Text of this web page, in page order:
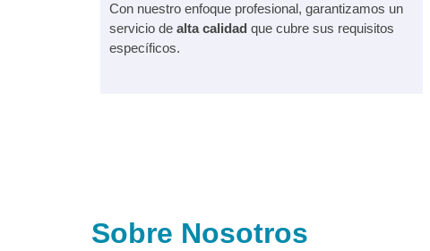
Con nuestro enfoque profesional, garantizamos un
servicio de alta calidad que cubre sus requisitos
específicos.
Sobre Nosotros